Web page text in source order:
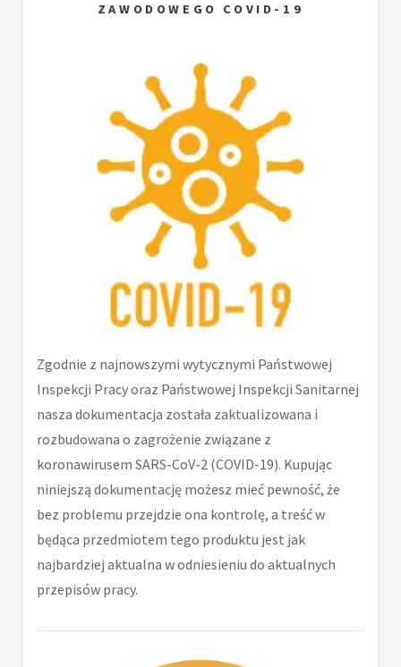
ZAWODOWEGO COVID-19
Zgodnie z najnowszymi wytycznymi Państwowej
Inspekcji Pracy oraz Państwowej Inspekcji Sanitarnej
nasza dokumentacja została zaktualizowana i
rozbudowana o zagrożenie związane z
koronawirusem SARS-CoV-2 (COVID-19). Kupując
niniejszą dokumentację możesz mieć pewność, że
bez problemu przejdzie ona kontrolę, a treść w
będąca przedmiotem tego produktu jest jak
najbardziej aktualna w odniesieniu do aktualnych
przepisów pracy.